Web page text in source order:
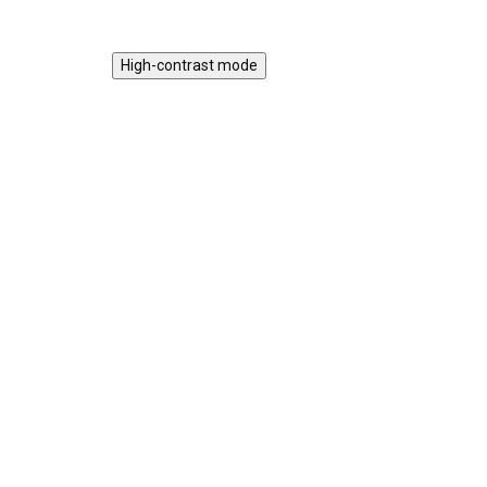
High-contrast mode